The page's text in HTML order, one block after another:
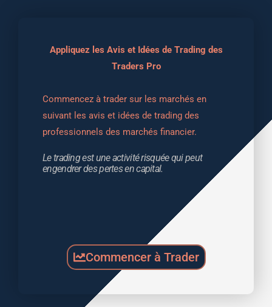
Appliquez les Avis et Idées de Trading des
Traders Pro
Commencez à trader sur les marchés en
suivant les avis et idées de trading des
professionnels des marchés financier.
Le trading est une activité risquée qui peut
engendrer des pertes en capital.
Commencer à Trader